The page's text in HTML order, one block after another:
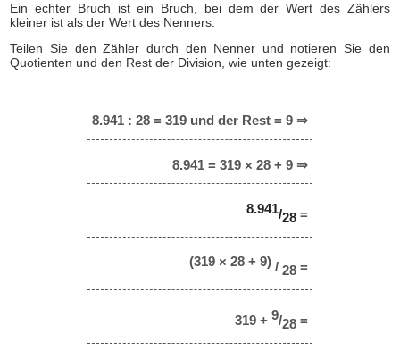
Ein echter Bruch ist ein Bruch, bei dem der Wert des Zählers
kleiner ist als der Wert des Nenners.
Teilen Sie den Zähler durch den Nenner und notieren Sie den
Quotienten und den Rest der Division, wie unten gezeigt:
8.941 : 28 = 319 und der Rest = 9 ⇒
8.941 = 319 × 28 + 9 ⇒
8.941/28 =
(319 × 28 + 9) / 28 =
319 + 9/28 =